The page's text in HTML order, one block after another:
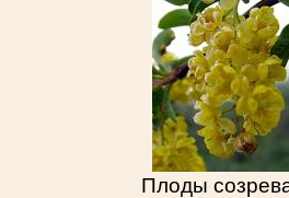
Плоды